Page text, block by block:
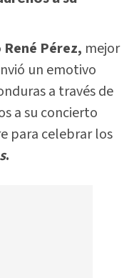
Pérez, mejor
un emotivo
a través de
a su concierto
para celebrar los
.